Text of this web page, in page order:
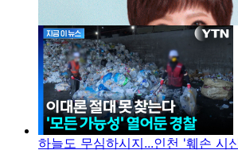
하늘도 무심하시지...인천 '훼손 시